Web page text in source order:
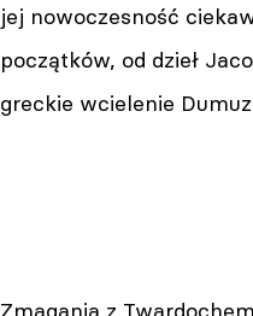
jej nowoczesność
początków, od dzieł
greckie wcielenie